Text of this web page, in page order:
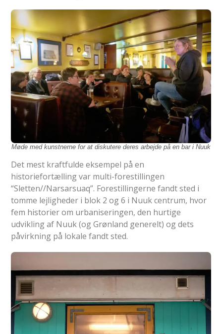
Møde med kunstnerne for at diskutere deres arbejde på en bar i Nuuk
Det mest kraftfulde eksempel på en
historiefortælling var multi-forestillingen
“Sletten//Narsarsuaq”. Forestillingerne fandt sted i
tomme lejligheder i blok 2 og 6 i Nuuk centrum, hvor
fem historier om urbaniseringen, den hurtige
udvikling af Nuuk (og Grønland generelt) og dets
påvirkning på lokale fandt sted.